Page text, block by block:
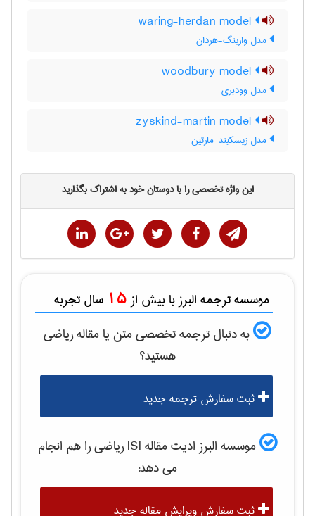
مدل وارینگ-هردان
مدل وودبری
مدل زیسکیند-مارتین
این واژه تخصصی را با دوستان خود به اشتراک بگذارید
موسسه ترجمه البرز با بیش از 15 سال تجربه
به دنبال ترجمه تخصصی متن یا مقالهرياضی
هستید؟
ثبت سفارش ترجمه جدید
موسسه البرز ادیت مقاله ISI رياضیرا هم انجام
می دهد:
ثبت سفارش ویرایش مقاله جدید